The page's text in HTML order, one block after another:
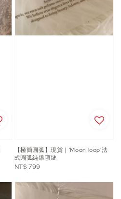
【極簡圓弧】現貨｜'Moon loop'法
式圓弧純銀項鏈
Regular
NT$ 799